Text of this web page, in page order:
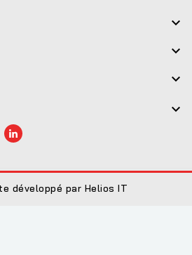




développé par Helios IT